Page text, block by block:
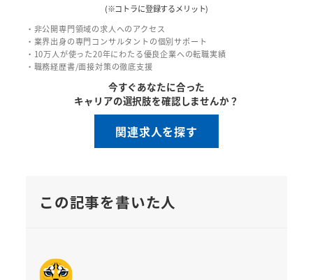
(※コトラに登録するメリット)
・非公開専門領域の求人へのアクセス
・業界出身の専門コンサルタントの個別サポート
・10万人が使った20年にわたる優良企業への転職実績
・職務経歴書/面接対策の徹底支援
今すぐあなたに合った
キャリアの選択肢を確認しませんか？
関連求人を探す
この記事を書いた人